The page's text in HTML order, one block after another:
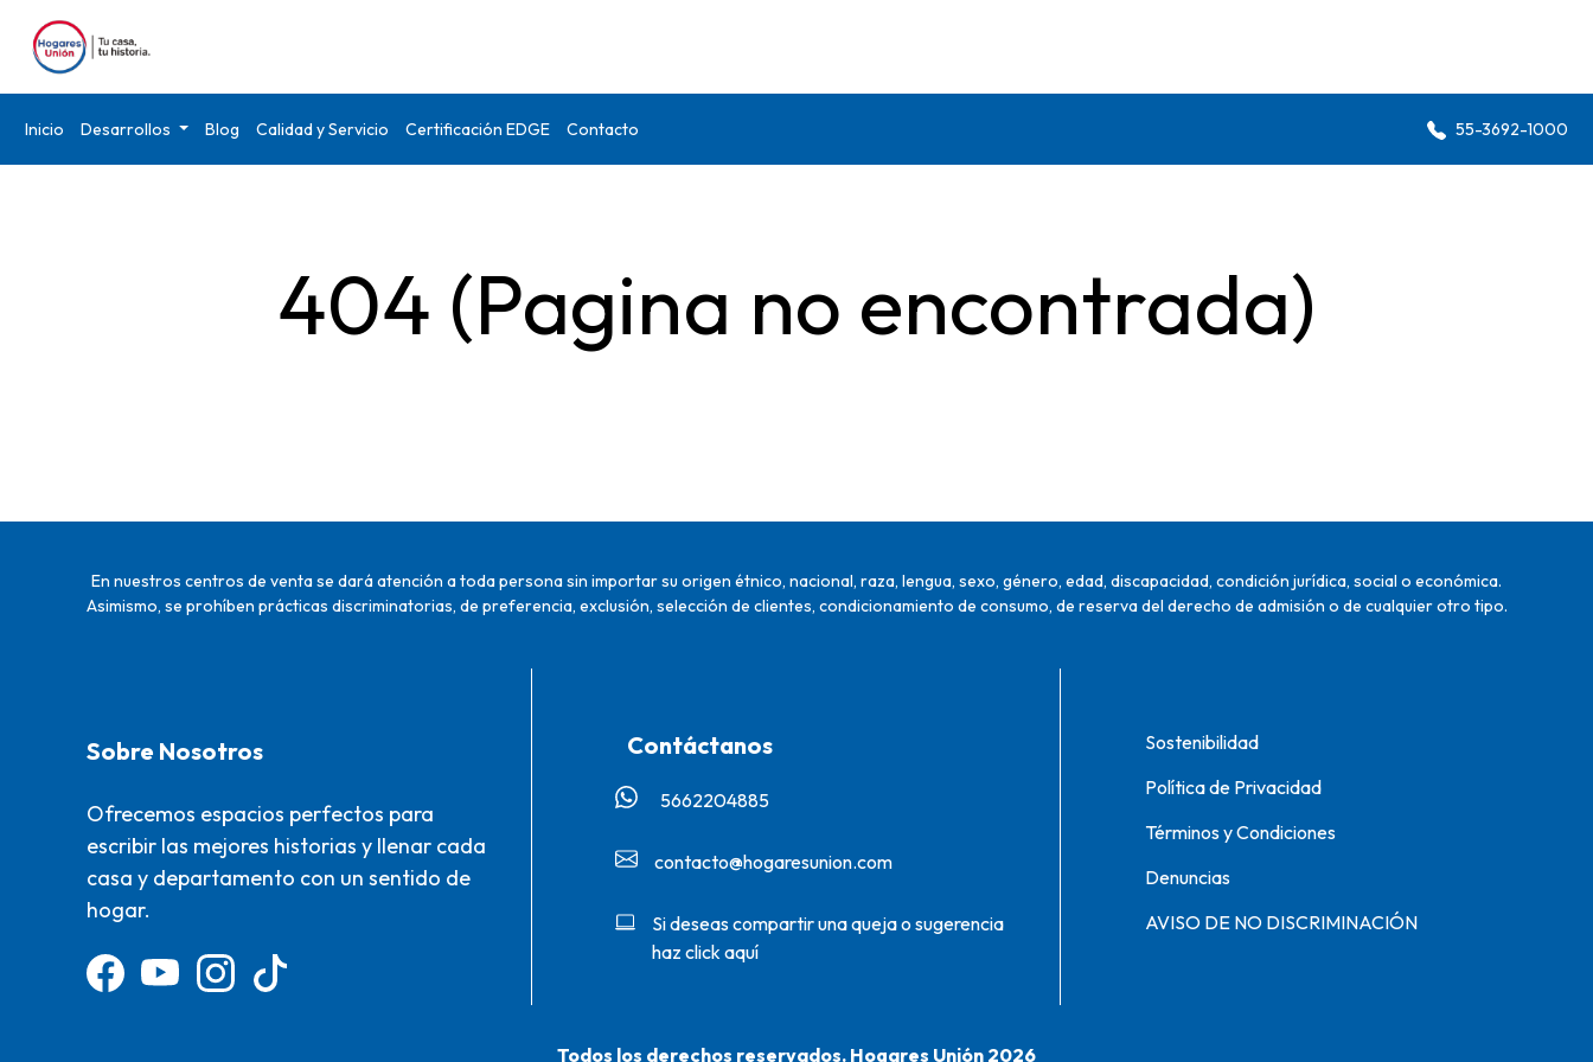
Inicio Desarrollos Blog Calidad y Servicio Certificación EDGE Contacto 55-3692-1000
404 (Pagina no encontrada)
En nuestros centros de venta se dará atención a toda persona sin importar su origen étnico, nacional, raza, lengua, sexo, género, edad, discapacidad, condición jurídica, social o económica.
Asimismo, se prohíben prácticas discriminatorias, de preferencia, exclusión, selección de clientes, condicionamiento de consumo, de reserva del derecho de admisión o de cualquier otro tipo.
Sobre Nosotros
Ofrecemos espacios perfectos para
escribir las mejores historias y llenar cada
casa y departamento con un sentido de
hogar.
Contáctanos
5662204885‬
contacto@hogaresunion.com
Si deseas compartir una queja o sugerencia
haz click aquí
Sostenibilidad
Política de Privacidad
Términos y Condiciones
Denuncias
AVISO DE NO DISCRIMINACIÓN
Todos los derechos reservados. Hogares Unión 2026